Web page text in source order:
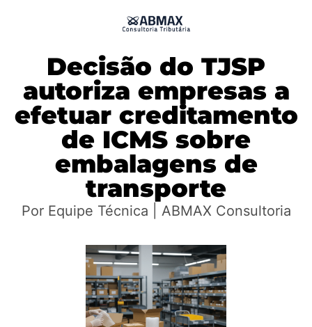
Decisão do TJSP
autoriza empresas a
efetuar creditamento
de ICMS sobre
embalagens de
transporte
Por Equipe Técnica | ABMAX Consultoria